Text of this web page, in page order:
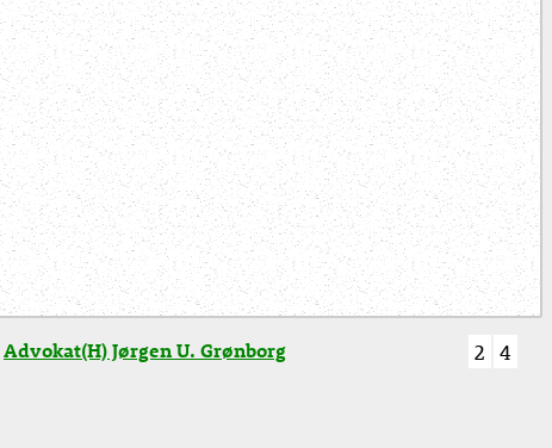
Advokat(H) Jørgen U. Grønborg 2 4